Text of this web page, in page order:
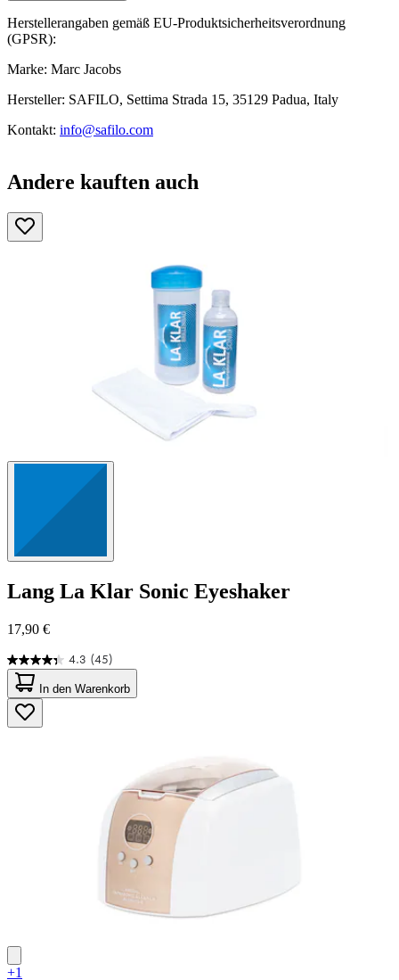
Herstellerangaben gemäß EU-Produktsicherheitsverordnung
(GPSR):
Marke: Marc Jacobs
Hersteller: SAFILO, Settima Strada 15, 35129 Padua, Italy
Kontakt: info@safilo.com
Andere kauften auch
Lang La Klar Sonic Eyeshaker
17,90 €
4.3 (45)
4.3
von
5
Sternen.
45
In den Warenkorb
+1